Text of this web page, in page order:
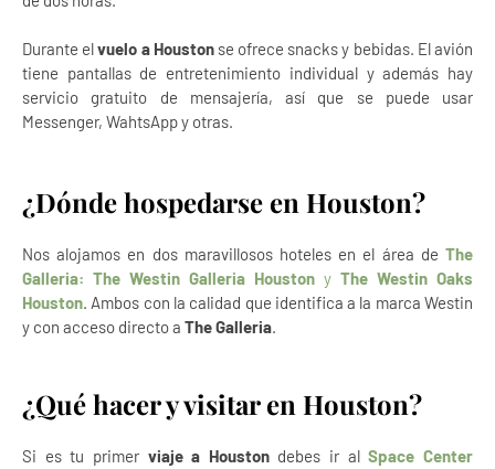
Durante elvuelo a Houstonse ofrece snacks y bebidas. El avión
tiene pantallas de entretenimiento individual y además hay
servicio gratuito de mensajería, así que se puede usar
Messenger, WahtsApp y otras.
¿Dónde hospedarse en Houston?
Nos alojamos en dos maravillosos hoteles en el área de The
Galleria: The Westin Galleria Houston y The Westin Oaks
Houston. Ambos con la calidad que identifica a la marca Westin
y con acceso directo a The Galleria.
¿Qué hacer y visitar en Houston?
Si es tu primer viaje a Houstondebes ir alSpace Center